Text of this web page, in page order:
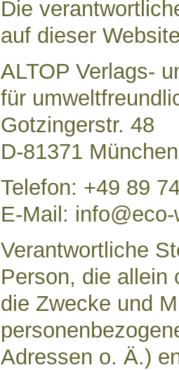
Die
auf dieser
ALTOP Verlags-
für
Gotzingerstr. 48
D-81371 München
Telefon: +49 89
E-Mail:
Verantwortliche
Person, die allein
die Zwecke und
Adressen o. Ä.)